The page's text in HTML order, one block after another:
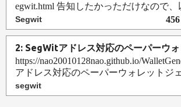
egwit.html 告知したかっただけなので
Segwit
2: SegWitアドレス対応のペーパーウ
https://nao20010128nao.github.io/
アドレス対応のペーパーウォレットジ
segwit